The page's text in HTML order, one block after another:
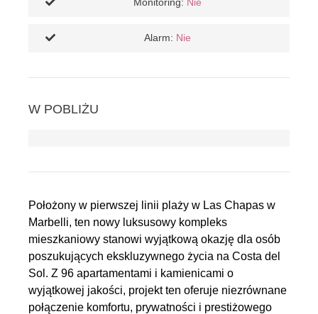
Alarm: Nie
W POBLIŻU
Położony w pierwszej linii plaży w Las Chapas w
Marbelli, ten nowy luksusowy kompleks
mieszkaniowy stanowi wyjątkową okazję dla osób
poszukujących ekskluzywnego życia na Costa del
Sol. Z 96 apartamentami i kamienicami o
wyjątkowej jakości, projekt ten oferuje niezrównane
połączenie komfortu, prywatności i prestiżowego